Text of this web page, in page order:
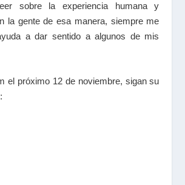
sobre la experiencia humana y
la gente de esa manera, siempre me
a dar sentido a algunos de mis
el próximo 12 de noviembre, sigan su